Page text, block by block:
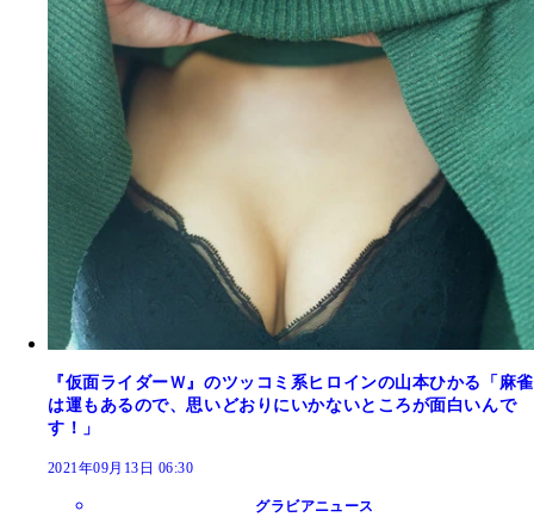
『仮面ライダーＷ』のツッコミ系ヒロインの山本ひかる「麻雀
は運もあるので、思いどおりにいかないところが面白いんで
す！」
2021年09月13日 06:30
グラビアニュース